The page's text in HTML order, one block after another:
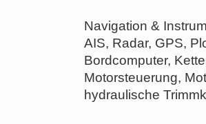
Navigation &
AIS, Radar, GPS,
Bordcomputer,
Motorsteuerung,
hydraulische